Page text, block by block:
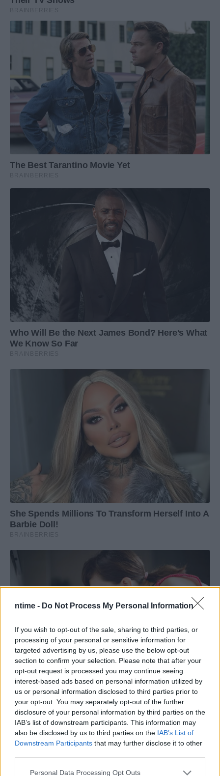
ntime - Do Not Process My Personal Information
If you wish to opt-out of the sale, sharing to third parties, or
processing of your personal or sensitive information for
targeted advertising by us, please use the below opt-out
section to confirm your selection. Please note that after your
opt-out request is processed you may continue seeing
interest-based ads based on personal information utilized by
us or personal information disclosed to third parties prior to
your opt-out. You may separately opt-out of the further
disclosure of your personal information by third parties on the
IAB’s list of downstream participants. This information may
also be disclosed by us to third parties on the IAB’s List of
Downstream Participants that may further disclose it to other
Personal Data Processing Opt Outs